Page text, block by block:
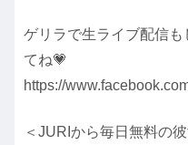
ゲリラで生ライブ配信
てね💗
https://
＜JURIから毎日無料の